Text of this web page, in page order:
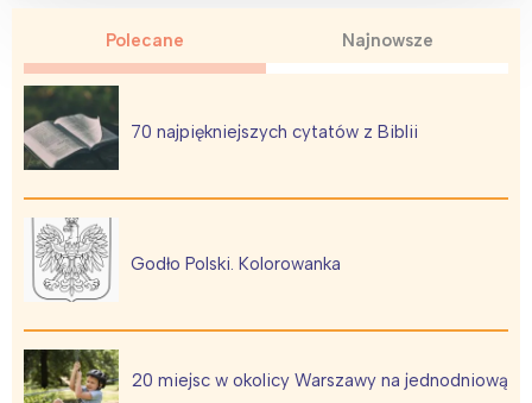
Polecane Najnowsze
70 najpiękniejszych cytatów z Biblii
Godło Polski. Kolorowanka
20 miejsc w okolicy Warszawy na jednodniową
Interesują mnie wydarzenia z